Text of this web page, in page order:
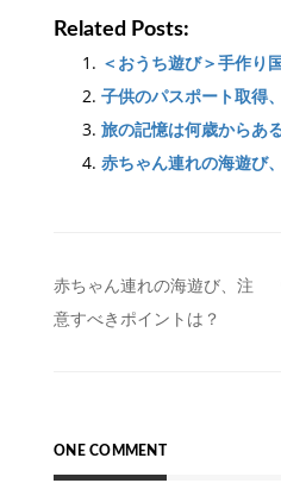
Related Posts:
＜おうち遊び＞手作り
子供のパスポート取得
旅の記憶は何歳からあ
赤ちゃん連れの海遊び
投
稿
ゲ
ー
赤ちゃん連れの海遊び、注
意すべきポイントは？
ONE COMMENT